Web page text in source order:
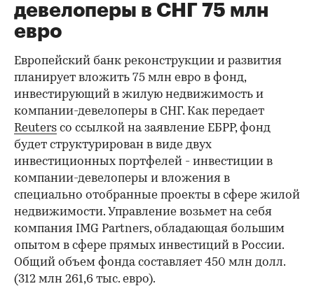
девелоперы в СНГ 75 млн
евро
Европейский банк реконструкции и развития
планирует вложить 75 млн евро в фонд,
инвестирующий в жилую недвижимость и
компании-девелоперы в СНГ. Как передает
Reuters со ссылкой на заявление ЕБРР, фонд
будет структурирован в виде двух
инвестиционных портфелей - инвестиции в
компании-девелоперы и вложения в
специально отобранные проекты в сфере жилой
недвижимости. Управление возьмет на себя
компания IMG Partners, обладающая большим
опытом в сфере прямых инвестиций в России.
Общий объем фонда составляет 450 млн долл.
(312 млн 261,6 тыс. евро).